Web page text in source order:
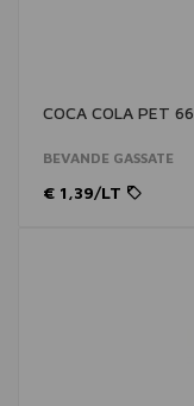
COCA COLA PET
BEVANDE GASSATE
€ 1,39/LT